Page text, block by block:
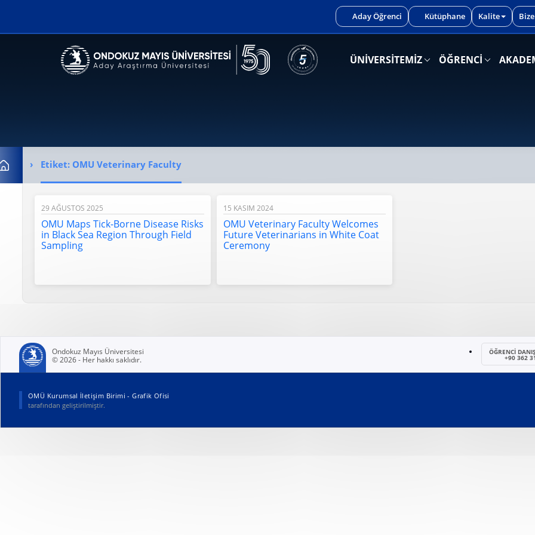
ÜNİVERSİTEMİZ ÖĞRENCİ
Aday Öğrenci Kütüphane Kalite
Ana Sayfa
Etiket: OMU Veterinary Faculty
29 AĞUSTOS 2025
OMU Maps Tick-Borne Disease Risks
in Black Sea Region Through Field
Sampling
15 KASIM 2024
OMU Veterinary Faculty Welcomes
Future Veterinarians in White Coat
Ceremony
Ondokuz Mayıs Üniversitesi
© 2026 - Her hakkı saklıdır.
ÖĞRENCİ
+90 362
OMÜ Kurumsal İletişim Birimi - Grafik Ofisi
tarafından geliştirilmiştir.